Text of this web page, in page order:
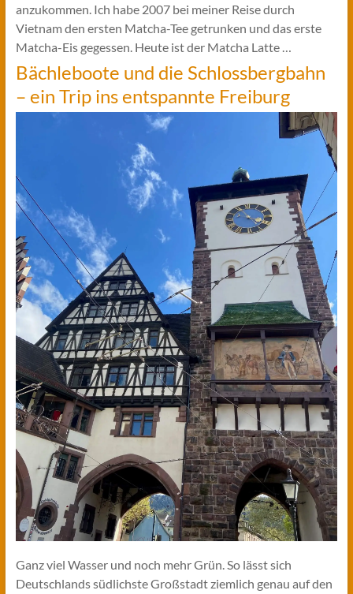
anzukommen. Ich habe 2007 bei meiner Reise durch
Vietnam den ersten Matcha-Tee getrunken und das erste
Matcha-Eis gegessen. Heute ist der Matcha Latte …
Bächleboote und die Schlossbergbahn
– ein Trip ins entspannte Freiburg
Ganz viel Wasser und noch mehr Grün. So lässt sich
Deutschlands südlichste Großstadt ziemlich genau auf den